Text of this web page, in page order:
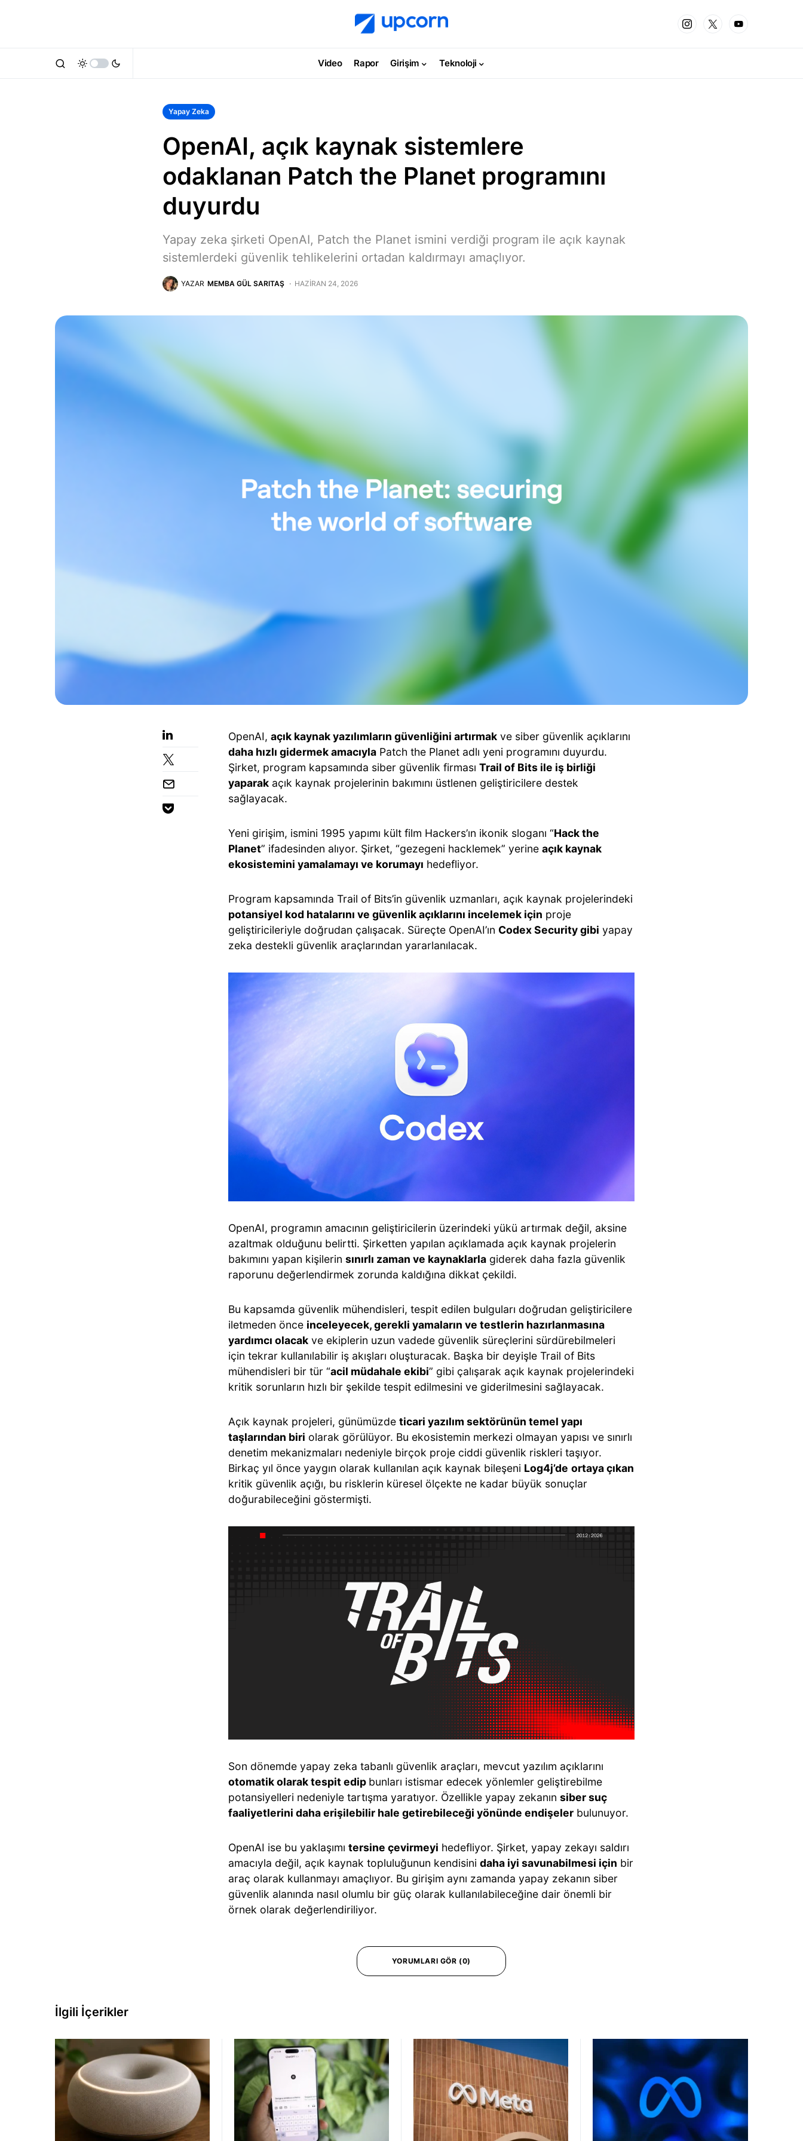
Video Rapor Girişim Teknoloji
Yapay Zeka
OpenAI, açık kaynak sistemlere
odaklanan Patch the Planet programını
duyurdu
Yapay zeka şirketi OpenAI, Patch the Planet ismini verdiği program ile açık kaynak
sistemlerdeki güvenlik tehlikelerini ortadan kaldırmayı amaçlıyor.
YAZAR MEMBA GÜL SARITAŞ HAZIRAN 24, 2026
OpenAI, açık kaynak yazılımların güvenliğini artırmak ve siber güvenlik açıklarını
daha hızlı gidermek amacıyla Patch the Planet adlı yeni programını duyurdu.
Şirket, program kapsamında siber güvenlik firması Trail of Bits ile iş birliği
yaparak açık kaynak projelerinin bakımını üstlenen geliştiricilere destek
sağlayacak.
Yeni girişim, ismini 1995 yapımı kült film Hackers’ın ikonik sloganı “Hack the
Planet” ifadesinden alıyor. Şirket, “gezegeni hacklemek” yerine açık kaynak
ekosistemini yamalamayı ve korumayı hedefliyor.
Program kapsamında Trail of Bits’in güvenlik uzmanları, açık kaynak projelerindeki
potansiyel kod hatalarını ve güvenlik açıklarını incelemek için proje
geliştiricileriyle doğrudan çalışacak. Süreçte OpenAI’ın Codex Security gibi yapay
zeka destekli güvenlik araçlarından yararlanılacak.
OpenAI, programın amacının geliştiricilerin üzerindeki yükü artırmak değil, aksine
azaltmak olduğunu belirtti. Şirketten yapılan açıklamada açık kaynak projelerin
bakımını yapan kişilerin sınırlı zaman ve kaynaklarla giderek daha fazla güvenlik
raporunu değerlendirmek zorunda kaldığına dikkat çekildi.
Bu kapsamda güvenlik mühendisleri, tespit edilen bulguları doğrudan geliştiricilere
iletmeden önce inceleyecek, gerekli yamaların ve testlerin hazırlanmasına
yardımcı olacak ve ekiplerin uzun vadede güvenlik süreçlerini sürdürebilmeleri
için tekrar kullanılabilir iş akışları oluşturacak. Başka bir deyişle Trail of Bits
mühendisleri bir tür “acil müdahale ekibi” gibi çalışarak açık kaynak projelerindeki
kritik sorunların hızlı bir şekilde tespit edilmesini ve giderilmesini sağlayacak.
Açık kaynak projeleri, günümüzde ticari yazılım sektörünün temel yapı
taşlarından biri olarak görülüyor. Bu ekosistemin merkezi olmayan yapısı ve sınırlı
denetim mekanizmaları nedeniyle birçok proje ciddi güvenlik riskleri taşıyor.
Birkaç yıl önce yaygın olarak kullanılan açık kaynak bileşeni Log4j’de ortaya çıkan
kritik güvenlik açığı, bu risklerin küresel ölçekte ne kadar büyük sonuçlar
doğurabileceğini göstermişti.
Son dönemde yapay zeka tabanlı güvenlik araçları, mevcut yazılım açıklarını
otomatik olarak tespit edip bunları istismar edecek yönlemler geliştirebilme
potansiyelleri nedeniyle tartışma yaratıyor. Özellikle yapay zekanın siber suç
faaliyetlerini daha erişilebilir hale getirebileceği yönünde endişeler bulunuyor.
OpenAI ise bu yaklaşımı tersine çevirmeyi hedefliyor. Şirket, yapay zekayı saldırı
amacıyla değil, açık kaynak topluluğunun kendisini daha iyi savunabilmesi için bir
araç olarak kullanmayı amaçlıyor. Bu girişim aynı zamanda yapay zekanın siber
güvenlik alanında nasıl olumlu bir güç olarak kullanılabileceğine dair önemli bir
örnek olarak değerlendiriliyor.
YORUMLARI GÖR (0)
İlgili İçerikler